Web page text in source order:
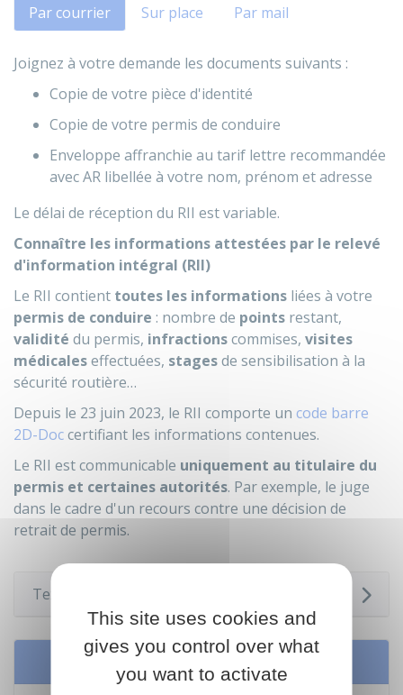
Par courrier Sur place Par mail
Joignez à votre demande les documents suivants :
Copie de votre pièce d'identité
Copie de votre permis de conduire
Enveloppe affranchie au tarif lettre recommandée
avecAR libellée à votre nom, prénom et adresse
Le délai de réception du RII est variable.
Connaître les informations attestées par le relevé
d'information intégral (RII)
Le RII contient toutes les informations liées à votre
permis de conduire : nombre de points restant,
validité du permis, infractionscommises, visites
médicaleseffectuées, stagesde sensibilisation à la
sécurité routière…
Depuis le 23 juin 2023, le RII comporte un code barre
2D-Doccertifiant les informations contenues.
Le RII est communicable uniquement au titulaire du
permis et certaines autorités. Par exemple, le juge
dans le cadre d'un recours contre une décision de
retrait de permis.
Textes de référence
Services en ligne et formulaires
This site uses cookies and
gives you control over what
you want to activate